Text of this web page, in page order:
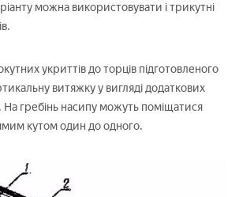
можна використовувати і трикутні
укриттів до торців підготовленого
витяжку у вигляді додаткових
На гребінь насипу можуть поміщатися
кутом один до одного.